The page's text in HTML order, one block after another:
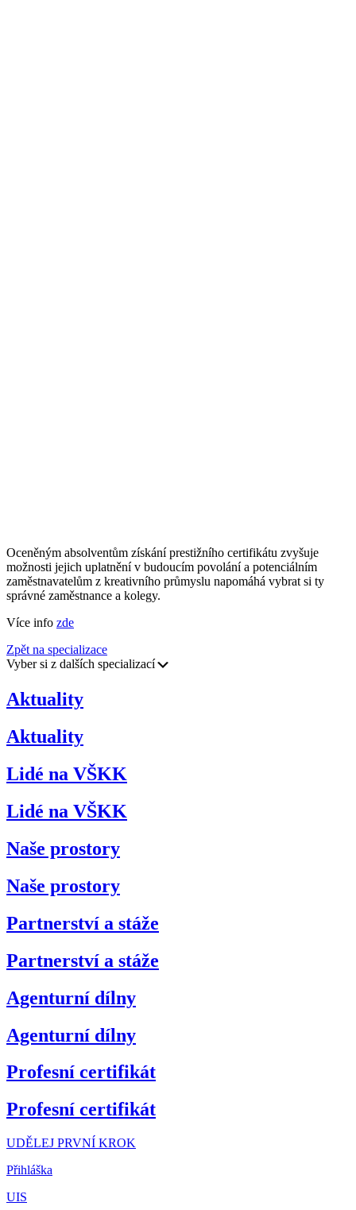
Oceněným absolventům získání prestižního certifikátu zvyšuje
možnosti jejich uplatnění v budoucím povolání a potenciálním
zaměstnavatelům z kreativního průmyslu napomáhá vybrat si ty
správné zaměstnance a kolegy.
Více info zde
Zpět na specializace
Vyber si z dalších specializací
Aktuality
Aktuality
Lidé na VŠKK
Lidé na VŠKK
Naše prostory
Naše prostory
Partnerství a stáže
Partnerství a stáže
Agenturní dílny
Agenturní dílny
Profesní certifikát
Profesní certifikát
UDĚLEJ PRVNÍ KROK
Přihláška
UIS